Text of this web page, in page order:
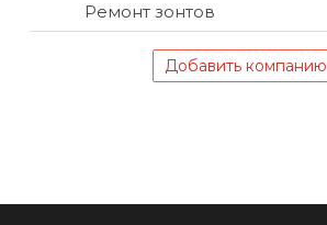
Ремонт зонтов
Добавить компанию